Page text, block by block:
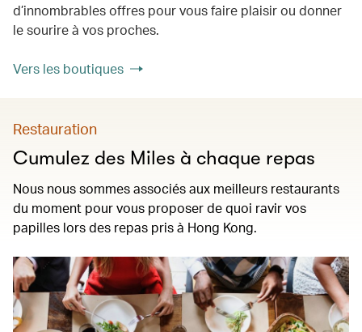
d’innombrables offres pour vous faire plaisir ou donner
le sourire à vos proches.
Vers les boutiques
Restauration
Cumulez des Miles à chaque repas
Nous nous sommes associés aux meilleurs restaurants
du moment pour vous proposer de quoi ravir vos
papilles lors des repas pris à Hong Kong.